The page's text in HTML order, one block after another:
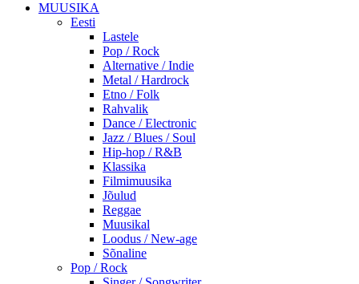
MUUSIKA
Eesti
Lastele
Pop / Rock
Alternative / Indie
Metal / Hardrock
Etno / Folk
Rahvalik
Dance / Electronic
Jazz / Blues / Soul
Hip-hop / R&B
Klassika
Filmimuusika
Jõulud
Reggae
Muusikal
Loodus / New-age
Sõnaline
Pop / Rock